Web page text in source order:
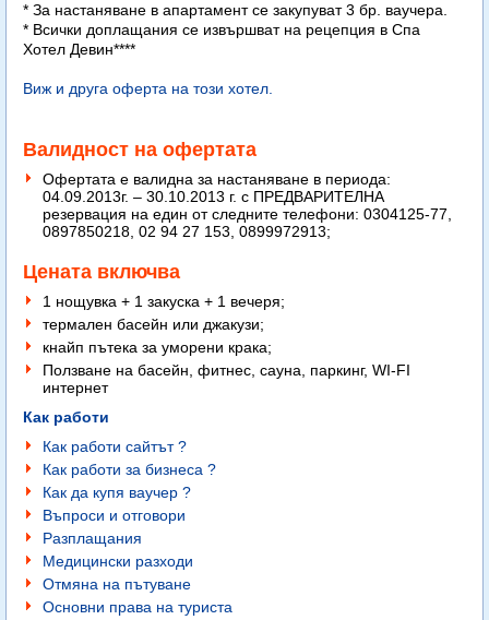
* За настаняване в апартамент се закупуват 3 бр. ваучера.
* Всички доплащания се извършват на рецепция в Спа
Хотел Девин****
Виж и друга оферта на този хотел.
Валидност на офертата
Офертата е валидна за настаняване в периода:
04.09.2013г. – 30.10.2013 г. с ПРЕДВАРИТЕЛНА
резервация на един от следните телефони: 0304125-77,
0897850218, 02 94 27 153, 0899972913;
Цената включва
1 нощувка + 1 закуска + 1 вечеря;
термален басейн или джакузи;
кнайп пътека за уморени крака;
Ползване на басейн, фитнес, сауна, паркинг, WI-FI
интернет
Как работи
Как работи сайтът ?
Как работи за бизнеса ?
Как да купя ваучер ?
Въпроси и отговори
Разплащания
Медицински разходи
Отмяна на пътуване
Основни права на туриста